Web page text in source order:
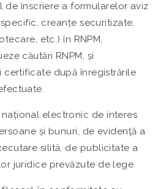
de înscriere a formularelor aviz
creanțe securitizate,
etc.) în RNPM,
căutări RNPM, și
certificate după înregistrările
național electronic de interes
și bunuri, de evidenţă a
silită, de publicitate a
juridice prevăzute de lege.